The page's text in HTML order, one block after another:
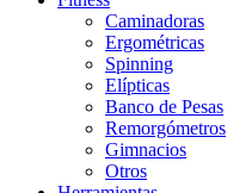
Caminadoras
Ergométricas
Spinning
Elípticas
Banco de Pesas
Remorgómetros
Gimnacios
Otros